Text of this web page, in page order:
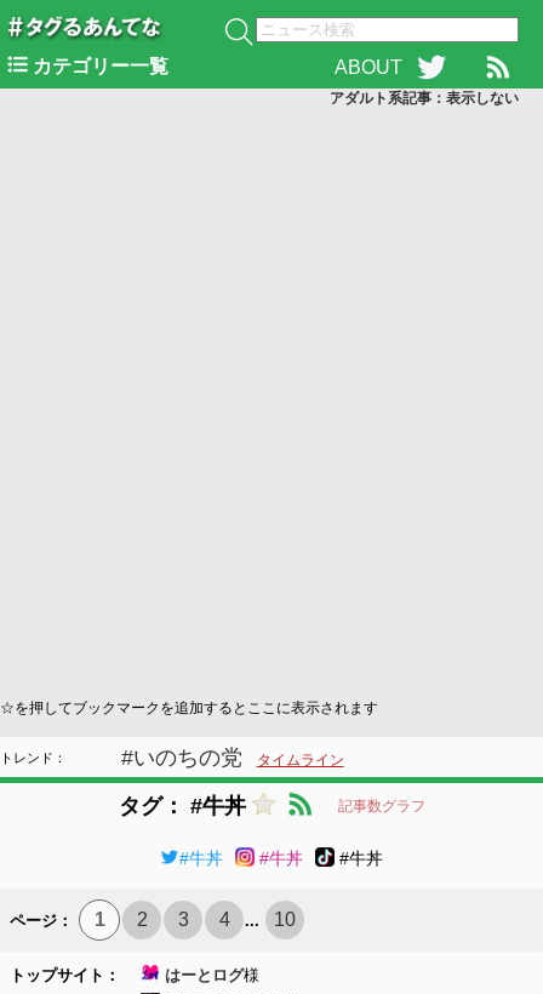
カテゴリー一覧 ABOUT
アダルト系記事：表示しない
☆を押してブックマークを追加するとここに表示されます
#いのちの党 タイムライン
トレンド：
タグ： #牛丼 記事数グラフ
#牛丼 #牛丼 #牛丼
ページ： 1 2 3 4 ... 10
トップサイト： はーとログ様